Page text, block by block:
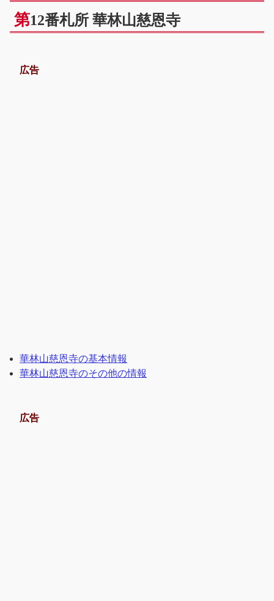
第12番札所 華林山慈恩寺
広告
華林山慈恩寺の基本情報
華林山慈恩寺のその他の情報
広告